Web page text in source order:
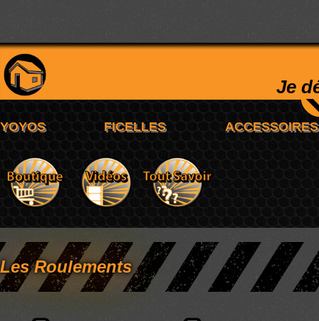
Je
Les Roulements